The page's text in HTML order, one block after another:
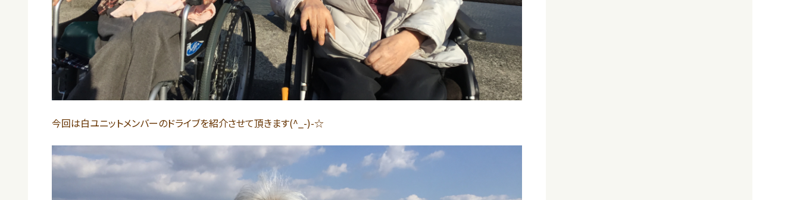
今回は白ユニットメンバーのドライブを紹介させて頂きます(^_-)-☆